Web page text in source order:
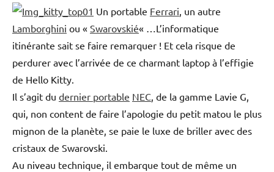
Un portable Ferrari , un autre
Lamborghini ou « Swarovskié« …L’informatique
itinérante sait se faire remarquer ! Et cela risque de
perdurer avec l’arrivée de ce charmant laptop à l’effigie
de Hello Kitty.
Il s’agit du dernier portable NEC , de la gamme Lavie G,
qui, non content de faire l’apologie du petit matou le plus
mignon de la planète, se paie le luxe de briller avec des
cristaux de Swarovski.
Au niveau technique, il embarque tout de même un